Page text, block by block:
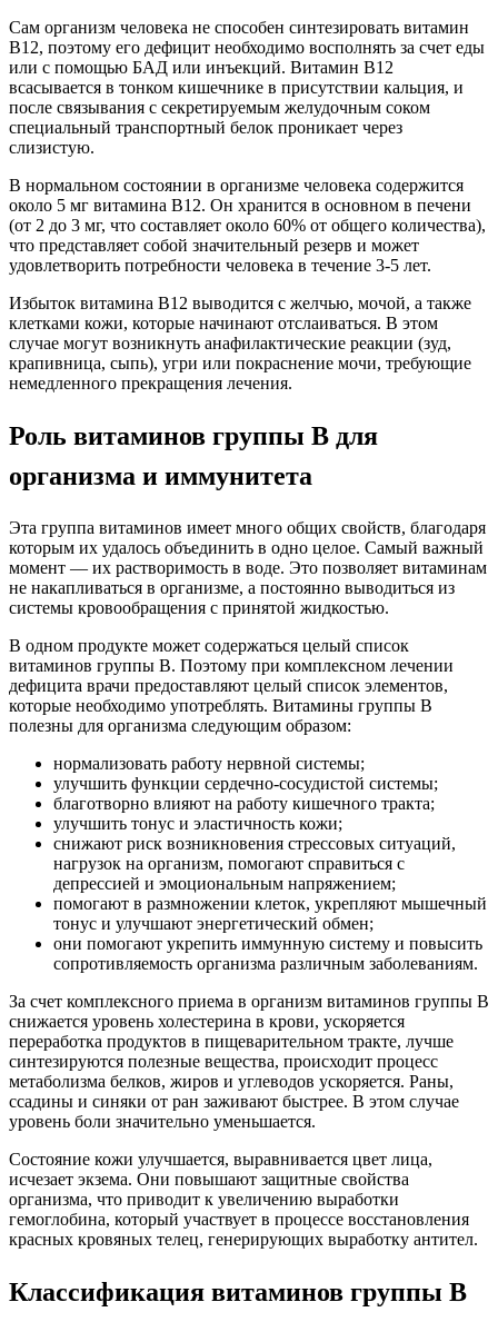
Сам организм человека не способен синтезировать витамин
B12, поэтому его дефицит необходимо восполнять за счет еды
или с помощью БАД или инъекций. Витамин B12
всасывается в тонком кишечнике в присутствии кальция, и
после связывания с секретируемым желудочным соком
специальный транспортный белок проникает через
слизистую.
В нормальном состоянии в организме человека содержится
около 5 мг витамина B12. Он хранится в основном в печени
(от 2 до 3 мг, что составляет около 60% от общего количества),
что представляет собой значительный резерв и может
удовлетворить потребности человека в течение 3-5 лет.
Избыток витамина B12 выводится с желчью, мочой, а также
клетками кожи, которые начинают отслаиваться. В этом
случае могут возникнуть анафилактические реакции (зуд,
крапивница, сыпь), угри или покраснение мочи, требующие
немедленного прекращения лечения.
Роль витаминов группы В для
организма и иммунитета
Эта группа витаминов имеет много общих свойств, благодаря
которым их удалось объединить в одно целое. Самый важный
момент — их растворимость в воде. Это позволяет витаминам
не накапливаться в организме, а постоянно выводиться из
системы кровообращения с принятой жидкостью.
В одном продукте может содержаться целый список
витаминов группы В. Поэтому при комплексном лечении
дефицита врачи предоставляют целый список элементов,
которые необходимо употреблять. Витамины группы В
полезны для организма следующим образом:
нормализовать работу нервной системы;
улучшить функции сердечно-сосудистой системы;
благотворно влияют на работу кишечного тракта;
улучшить тонус и эластичность кожи;
снижают риск возникновения стрессовых ситуаций,
нагрузок на организм, помогают справиться с
депрессией и эмоциональным напряжением;
помогают в размножении клеток, укрепляют мышечный
тонус и улучшают энергетический обмен;
они помогают укрепить иммунную систему и повысить
сопротивляемость организма различным заболеваниям.
За счет комплексного приема в организм витаминов группы В
снижается уровень холестерина в крови, ускоряется
переработка продуктов в пищеварительном тракте, лучше
синтезируются полезные вещества, происходит процесс
метаболизма белков, жиров и углеводов ускоряется. Раны,
ссадины и синяки от ран заживают быстрее. В этом случае
уровень боли значительно уменьшается.
Состояние кожи улучшается, выравнивается цвет лица,
исчезает экзема. Они повышают защитные свойства
организма, что приводит к увеличению выработки
гемоглобина, который участвует в процессе восстановления
красных кровяных телец, генерирующих выработку антител.
Классификация витаминов группы B